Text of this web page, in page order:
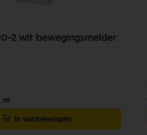
In winkelwagen